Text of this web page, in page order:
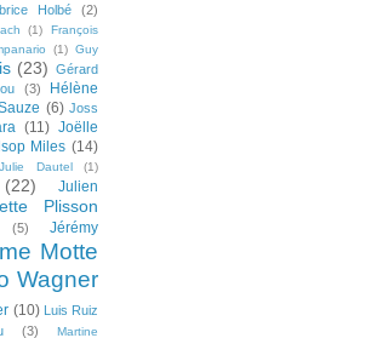
Holbé
(2)
(1)
François
(1) Guy
(23) Gérard
(3)
Hélène
(6) Joss
(11) Joëlle
Miles (14)
Julie Dautel (1)
(22)
Julien
Plisson
(5)
Jérémy
Motte
Wagner
(10) Luis Ruiz
(3) Martine